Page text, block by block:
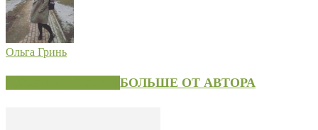
Ольга Гринь
БОЛЬШЕ ОТ АВТОРА